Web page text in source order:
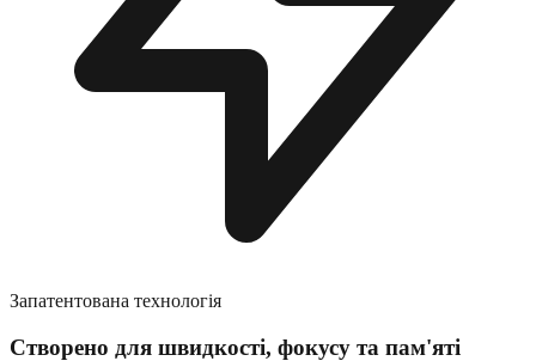
Запатентована технологія
Створено для швидкості, фокусу та пам'яті